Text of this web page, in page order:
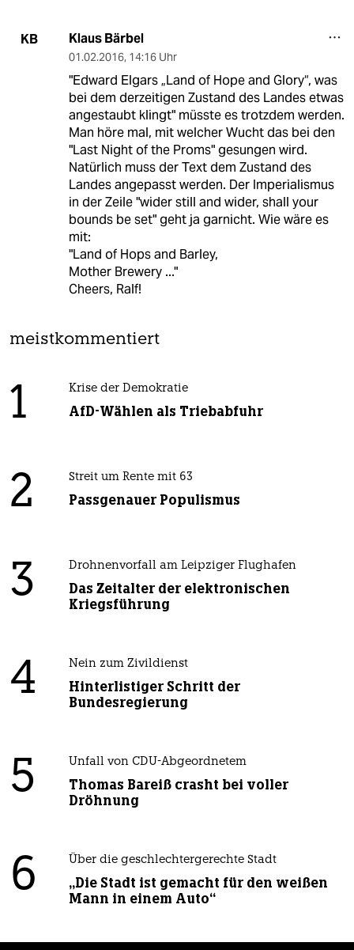
KB Klaus Bärbel
01.02.2016, 14:16 Uhr
"Edward Elgars „Land of Hope and Glory“, was
bei dem derzeitigen Zustand des Landes etwas
angestaubt klingt" müsste es trotzdem werden.
Man höre mal, mit welcher Wucht das bei den
"Last Night of the Proms" gesungen wird.
Natürlich muss der Text dem Zustand des
Landes angepasst werden. Der Imperialismus
in der Zeile "wider still and wider, shall your
bounds be set" geht ja garnicht. Wie wäre es
mit:
"Land of Hops and Barley,
Mother Brewery ..."
Cheers, Ralf!
meistkommentiert
1 Krise der Demokratie
AfD-Wählen als Triebabfuhr
2 Streit um Rente mit 63
Passgenauer Populismus
3 Drohnenvorfall am Leipziger Flughafen
Das Zeitalter der elektronischen
Kriegsführung
4 Nein zum Zivildienst
Hinterlistiger Schritt der
Bundesregierung
5 Unfall von CDU-Abgeordnetem
Thomas Bareiß crasht bei voller
Dröhnung
6 Über die geschlechtergerechte Stadt
„Die Stadt ist gemacht für den weißen
Mann in einem Auto“